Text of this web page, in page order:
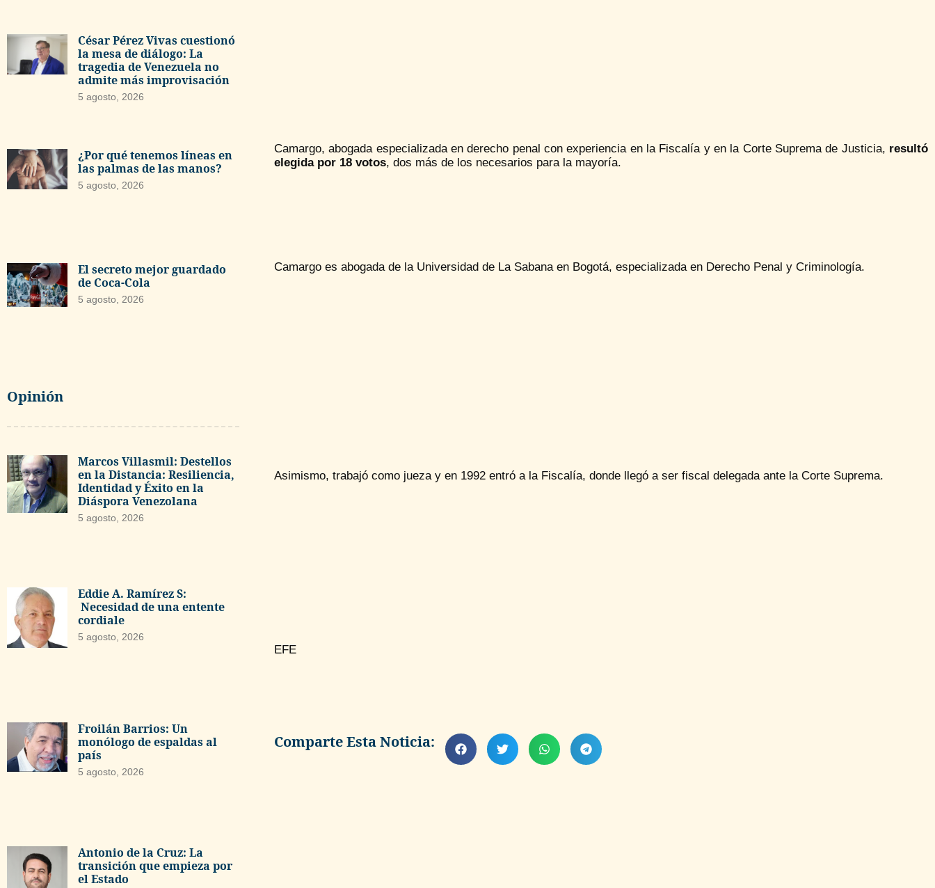
César Pérez Vivas cuestionó
la mesa de diálogo: La
tragedia de Venezuela no
admite más improvisación
5 agosto, 2026
¿Por qué tenemos líneas en
las palmas de las manos?
5 agosto, 2026
El secreto mejor guardado
de Coca-Cola
5 agosto, 2026
Opinión
Marcos Villasmil: Destellos
en la Distancia: Resiliencia,
Identidad y Éxito en la
Diáspora Venezolana
5 agosto, 2026
Eddie A. Ramírez S:
Necesidad de una entente
cordiale
5 agosto, 2026
Froilán Barrios: Un
monólogo de espaldas al
país
5 agosto, 2026
Antonio de la Cruz: La
transición que empieza por
el Estado
Camargo, abogada especializada en derecho penal con experiencia en la Fiscalía y en la Corte Suprema de Justicia, resultó
elegida por 18 votos, dos más de los necesarios para la mayoría.
Camargo es abogada de la Universidad de La Sabana en Bogotá, especializada en Derecho Penal y Criminología.
Asimismo, trabajó como jueza y en 1992 entró a la Fiscalía, donde llegó a ser fiscal delegada ante la Corte Suprema.
EFE
Comparte Esta Noticia: